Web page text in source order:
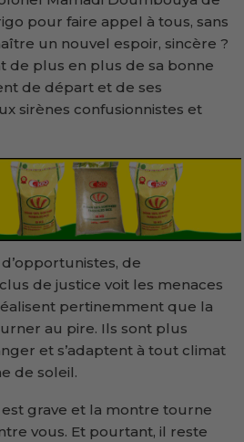
pour faire appel à tous, sans
un nouvel espoir, sincère ?
de plus en plus de sa bonne
de départ et de ses
sirènes confusionnistes et
de
de justice voit les menaces
pertinemment que la
au pire. Ils sont plus
et s’adaptent à tout climat
de soleil.
est grave et la montre tourne
vous. Et pourtant, il reste